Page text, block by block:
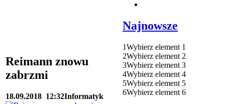
Reimann znowu
zabrzmi
18.09.2018 12:32Informatyk
Najnowsze
1Wybierz element 1
2Wybierz element 2
3Wybierz element 3
4Wybierz element 4
5Wybierz element 5
6Wybierz element 6